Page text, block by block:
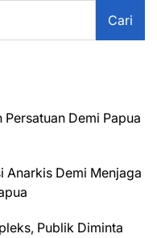
Cari
Persatuan Demi Papua
Anarkis Demi Menjaga
Publik Diminta